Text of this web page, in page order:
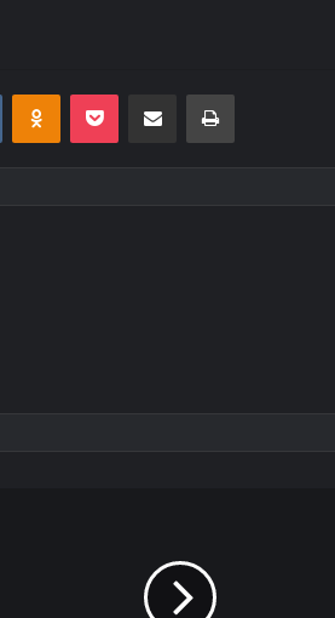
VKontakteOdnoklassniki
Pocket E-Posta ile paylaş Yazdır